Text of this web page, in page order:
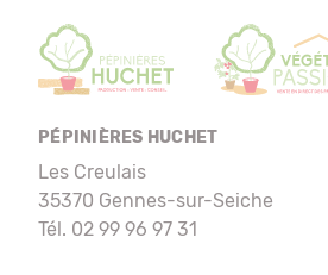
PÉPINIÈRES HUCHET
Les Creulais
35370 Gennes-sur-Seiche
Tél. 02 99 96 97 31